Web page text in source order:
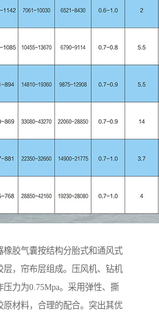
橡胶气囊按结构分胎式和通风式
层，帘布层组成。压风机、钻机
力为0.75Mpa。采用弹性、撕
原材料，合理的配合。突出其优